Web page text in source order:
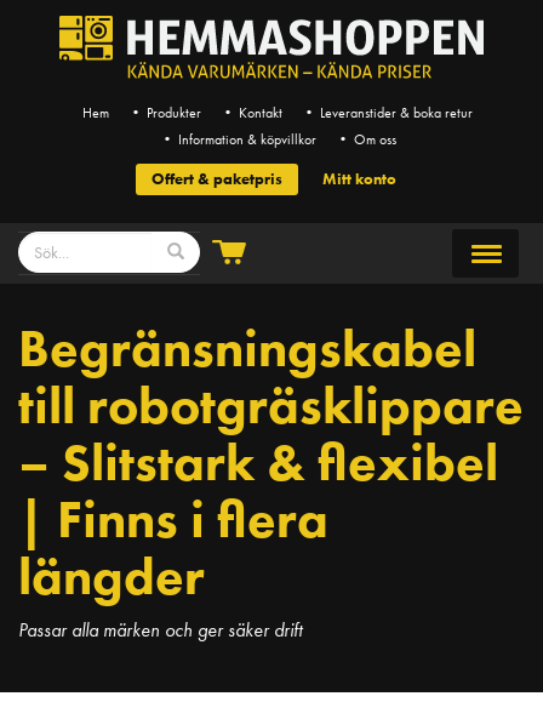
Hem • Produkter • Kontakt
• Leveranstider & boka retur
• Information & köpvillkor
• Om oss
Offert & paketpris Mitt konto
Begränsningskabel
till robotgräsklippare
– Slitstark & flexibel
| Finns i flera
längder
Passar alla märken och ger säker drift